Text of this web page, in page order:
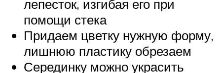
лепесток, изгибая его при
помощи стека
Придаем цветку нужную форму,
лишнюю пластику обрезаем
Серединку можно украсить